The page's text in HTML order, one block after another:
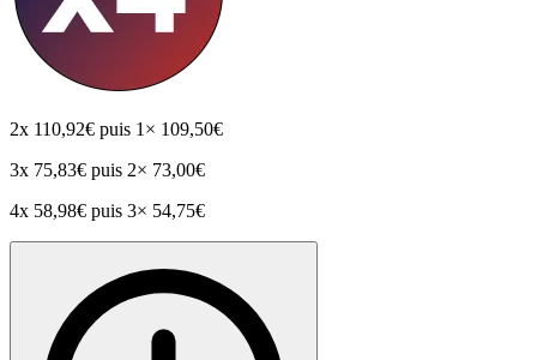
2x 110,92€ puis 1× 109,50€
3x 75,83€ puis 2× 73,00€
4x 58,98€ puis 3× 54,75€